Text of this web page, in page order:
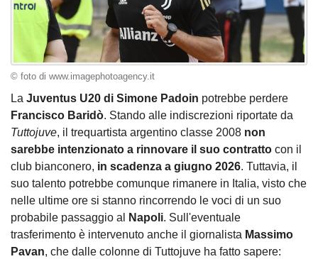
© foto di www.imagephotoagency.it
La Juventus U20 di Simone Padoin potrebbe perdere
Francisco Baridò. Stando alle indiscrezioni riportate da
Tuttojuve, il trequartista argentino classe 2008 non
sarebbe intenzionato a rinnovare il suo contratto con il
club bianconero, in scadenza a giugno 2026. Tuttavia, il
suo talento potrebbe comunque rimanere in Italia, visto che
nelle ultime ore si stanno rincorrendo le voci di un suo
probabile passaggio al
Napoli. Sull'eventuale
trasferimento è intervenuto anche il giornalista Massimo
Pavan, che dalle colonne di Tuttojuve ha fatto sapere: